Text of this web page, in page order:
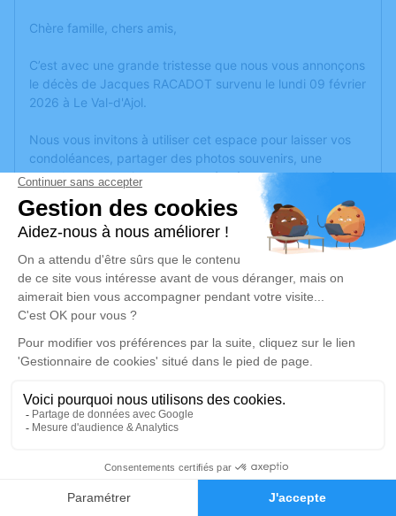
Faire-part Hommages
Chère famille, chers amis,
C’est avec une grande tristesse que nous vous annonçons
le décès de Jacques RACADOT survenu le lundi 09 février
2026 à Le Val-d'Ajol.
Nous vous invitons à utiliser cet espace pour laisser vos
condoléances, partager des photos souvenirs, une
anecdote ou exprimer vos pensées à travers des poèmes
ou des textes. Cet endroit est un lieu d'expression dédié à
honorer la mémoire de Jacques RACADOT.
Un service de plantation d’arbre hommage estdisponible
jeudi 12 février 2026 à 14h00
Église de Le Val-d'Ajol
88340 Le Val-d'Ajol
Je rends hommage